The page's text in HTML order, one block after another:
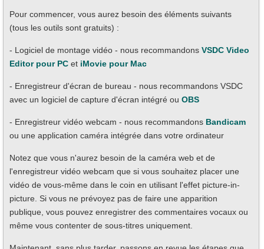
Pour commencer, vous aurez besoin des éléments suivants
(tous les outils sont gratuits) :
- Logiciel de montage vidéo - nous recommandons VSDC Video
Editor pour PC et iMovie pour Mac
- Enregistreur d'écran de bureau - nous recommandons VSDC
avec un logiciel de capture d'écran intégré ou OBS
- Enregistreur vidéo webcam - nous recommandons Bandicam
ou une application caméra intégrée dans votre ordinateur
Notez que vous n'aurez besoin de la caméra web et de
l'enregistreur vidéo webcam que si vous souhaitez placer une
vidéo de vous-même dans le coin en utilisant l'effet picture-in-
picture. Si vous ne prévoyez pas de faire une apparition
publique, vous pouvez enregistrer des commentaires vocaux ou
même vous contenter de sous-titres uniquement.